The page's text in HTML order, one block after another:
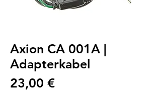
Axion CA 001A |
Adapterkabel
23,00 €Preis